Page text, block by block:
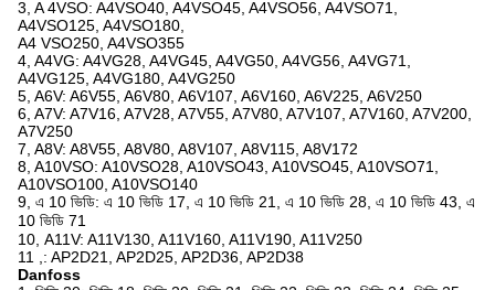
3, A 4VSO: A4VSO40, A4VSO45, A4VSO56, A4VSO71,
A4VSO125, A4VSO180,
A4 VSO250, A4VSO355
4, A4VG: A4VG28, A4VG45, A4VG50, A4VG56, A4VG71,
A4VG125, A4VG180, A4VG250
5, A6V: A6V55, A6V80, A6V107, A6V160, A6V225, A6V250
6, A7V: A7V16, A7V28, A7V55, A7V80, A7V107, A7V160, A7V200,
A7V250
7, A8V: A8V55, A8V80, A8V107, A8V115, A8V172
8, A10VSO: A10VSO28, A10VSO43, A10VSO45, A10VSO71,
A10VSO100, A10VSO140
9, এ 10 ভিডি: এ 10 ভিডি 17, এ 10 ভিডি 21, এ 10 ভিডি 28, এ 10 ভিডি 43, এ
10 ভিডি 71
10, A11V: A11V130, A11V160, A11V190, A11V250
11 ,: AP2D21, AP2D25, AP2D36, AP2D38
Danfoss